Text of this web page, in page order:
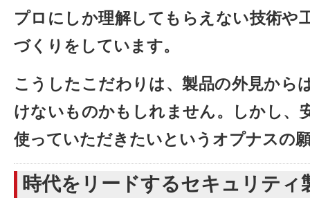
プロにしか理解してもらえない技術や
づくりをしています。
こうしたこだわりは、製品の外見から
けないものかもしれません。しかし、
使っていただきたいというオプナスの
時代をリードするセキュリティ